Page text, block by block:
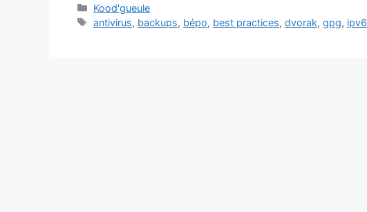
Catégories
Kood'gueule
Étiquettes
antivirus, backups, bépo, best practices,dvorak,gpg, ipv6